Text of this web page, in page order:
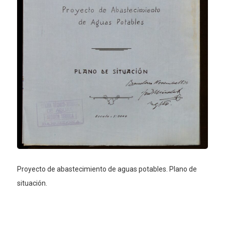
Proyecto de abastecimiento de aguas potables. Plano de
situación.